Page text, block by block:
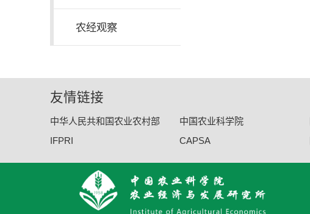
农经观察
友情链接
中华人民共和国农业农村部 中国农业科学院
IFPRI
CAPSA